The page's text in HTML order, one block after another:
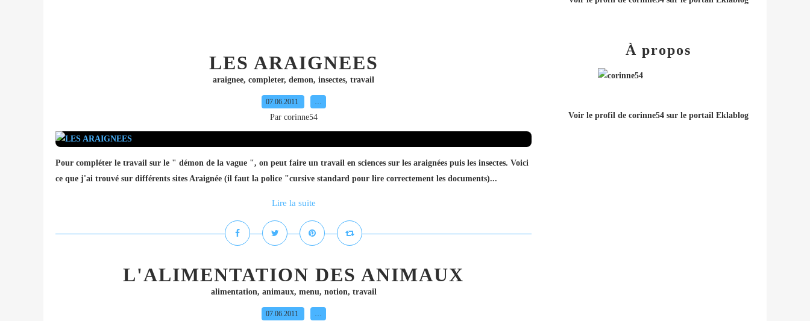
LES ARAIGNEES
araignee, completer, demon, insectes, travail
07.06.2011 …
Par corinne54
Pour compléter le travail sur le " démon de la vague ", on peut faire un travail en sciences sur les araignées puis les insectes. Voici
ce que j'ai trouvé sur différents sites Araignée (il faut la police "cursive standard pour lire correctement les documents)...
Lire la suite
L'ALIMENTATION DES ANIMAUX
alimentation, animaux, menu, notion, travail
07.06.2011 …
À propos
Voir le profil de corinne54sur le portail Eklablog